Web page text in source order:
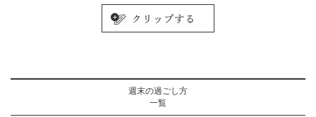
週末の過ごし方
一覧